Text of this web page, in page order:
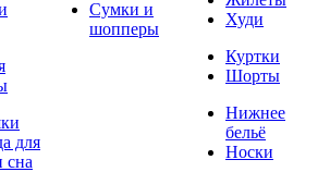
для
сна
Сумки и
шопперы
Худи
Куртки
Шорты
Нижнее
бельё
Носки